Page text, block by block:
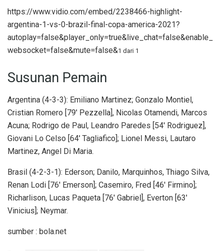
https://www.vidio.com/embed/2238466-highlight-
argentina-1-vs-0-brazil-final-copa-america-2021?
autoplay=false&player_only=true&live_chat=false&enable_
websocket=false&mute=false&1 dari 1
Susunan Pemain
Argentina (4-3-3): Emiliano Martinez; Gonzalo Montiel,
Cristian Romero [79′ Pezzella], Nicolas Otamendi, Marcos
Acuna; Rodrigo de Paul, Leandro Paredes [54′ Rodriguez],
Giovani Lo Celso [64′ Tagliafico]; Lionel Messi, Lautaro
Martinez, Angel Di Maria.
Brasil (4-2-3-1): Ederson; Danilo, Marquinhos, Thiago Silva,
Renan Lodi [76′ Emerson]; Casemiro, Fred [46′ Firmino];
Richarlison, Lucas Paqueta [76′ Gabriel], Everton [63′
Vinicius]; Neymar.
sumber : bola.net